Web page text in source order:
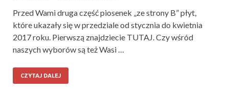
Przed Wami druga część piosenek „ze strony B” płyt,
które ukazały się w przedziale od stycznia do kwietnia
2017 roku. Pierwszą znajdziecie TUTAJ. Czy wśród
naszych wyborów są też Wasi …
CZYTAJ DALEJ